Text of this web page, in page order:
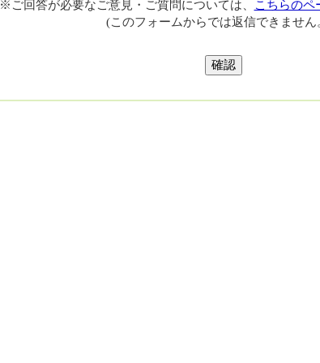
※ご回答が必要なご意見・ご質問については、 こちらのペ
(このフォームからでは返信できません